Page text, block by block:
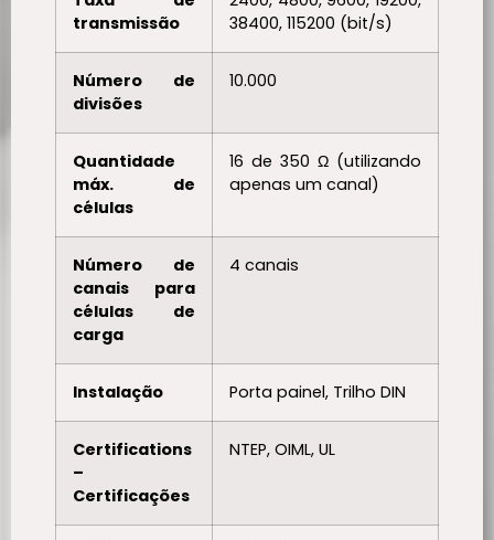
transmissão
38400, 115200 (bit/s)
Número de
divisões
10.000
Quantidade
máx. de
células
16 de 350 Ω (utilizando
apenas um canal)
Número de
canais para
células de
carga
4 canais
Instalação Porta painel, Trilho DIN
Certifications
–
Certificações
NTEP, OIML, UL